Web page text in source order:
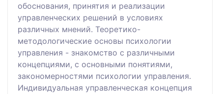
обоснования, принятия и реализации
управленческих решений в условиях
различных мнений. Теоретико-
методологические основы психологии
управления - знакомство с различными
концепциями, с основными понятиями,
закономерностями психологии управления.
Индивидуальная управленческая концепция